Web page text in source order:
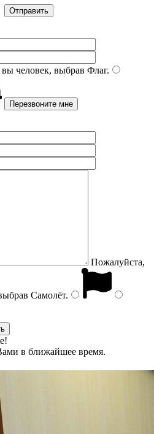
человек, выбрав Флаг.
Пожалуйста,
Самолёт.
в ближайшее время.